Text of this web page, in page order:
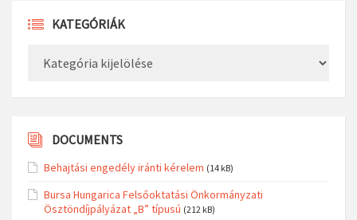
KATEGÓRIÁK
DOCUMENTS
Behajtási engedély iránti kérelem (14 kB)
Bursa Hungarica Felsőoktatási Önkormányzati
Ösztöndíjpályázat „B” típusú (212 kB)